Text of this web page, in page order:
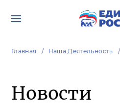
Главная Наша Деятельность
Новости